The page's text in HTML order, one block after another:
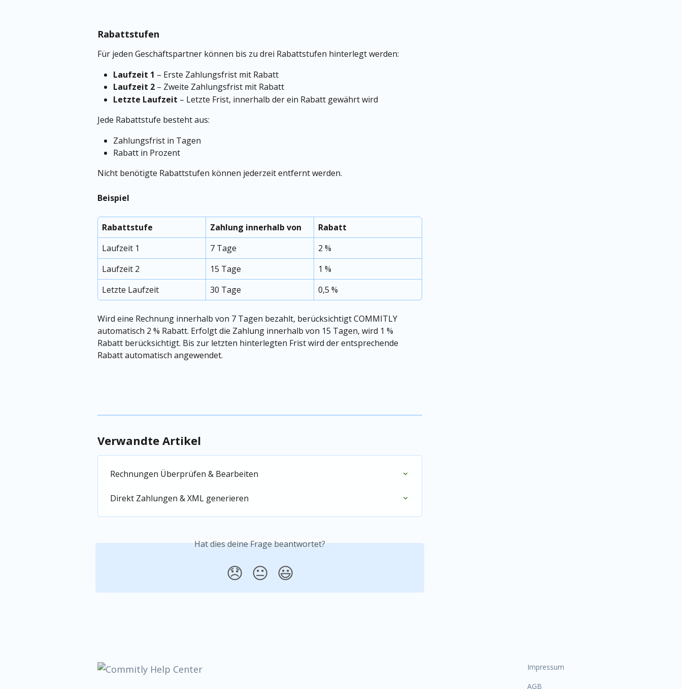
Rabattstufen
Für jeden Geschäftspartner können bis zu drei Rabattstufen hinterlegt werden:
Laufzeit 1 – Erste Zahlungsfrist mit Rabatt
Laufzeit 2 – Zweite Zahlungsfrist mit Rabatt
Letzte Laufzeit – Letzte Frist, innerhalb der ein Rabatt gewährt wird
Jede Rabattstufe besteht aus:
Zahlungsfrist in Tagen
Rabatt in Prozent
Nicht benötigte Rabattstufen können jederzeit entfernt werden.
Beispiel
Rabattstufe Zahlung innerhalb von
Rabatt
Laufzeit 1
7 Tage
2 %
Laufzeit 2
15 Tage
1 %
Letzte Laufzeit
30 Tage 0,5 %
Wird eine Rechnung innerhalb von 7 Tagen bezahlt, berücksichtigt COMMITLY
automatisch 2 % Rabatt. Erfolgt die Zahlung innerhalb von 15 Tagen, wird 1 %
Rabatt berücksichtigt. Bis zur letzten hinterlegten Frist wird der entsprechende
Rabatt automatisch angewendet.
Verwandte Artikel
Rechnungen Überprüfen & Bearbeiten
Direkt Zahlungen & XML generieren
Hat dies deine Frage beantwortet?
😞 😐 😃
Impressum
AGB